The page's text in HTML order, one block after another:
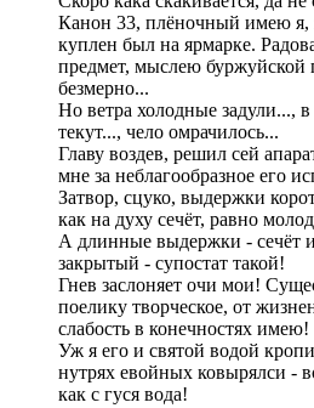
Канон 33, плёночный имею я,
куплен был на ярмарке.
предмет, мыслею буржуйской
безмерно...
Но ветра холодные задули...,
текут..., чело омрачилось...
Главу воздев, решил сей
мне за неблагообразное его
Затвор, сцуко, выдержки
как на духу сечёт, равно
А длинные выдержки - сечёт и
закрытый - супостат такой!
Гнев заслоняет очи мои!
поелику творческое, от
слабость в конечностях имею!
Уж я его и святой водой
нутрях евойных ковырялси -
как с гуся вода!